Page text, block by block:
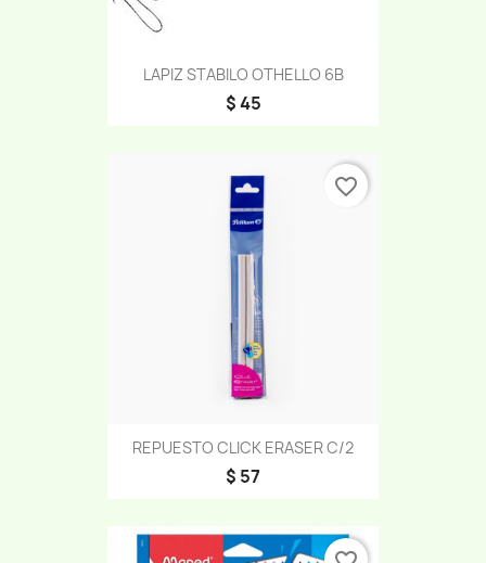
LAPIZ STABILO OTHELLO 6B
$ 45
REPUESTO CLICK ERASER C/2
$ 57
favorite_border